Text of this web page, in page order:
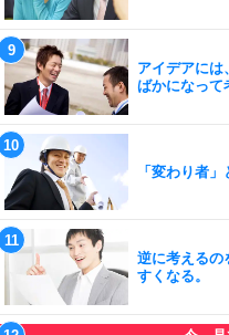
アイデアには
ばかになって
「変わり者
逆に考えるの
すくなる。